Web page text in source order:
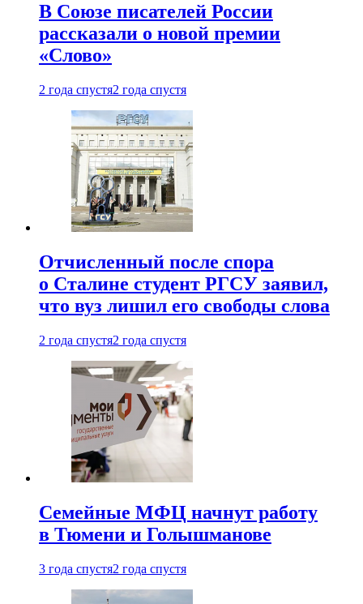
В Союзе писателей России
рассказали о новой премии
«Слово»
2 года спустя2 года спустя
Отчисленный после спора
о Сталине студент РГСУ заявил,
что вуз лишил его свободы слова
2 года спустя2 года спустя
Семейные МФЦ начнут работу
в Тюмени и Голышманове
3 года спустя2 года спустя